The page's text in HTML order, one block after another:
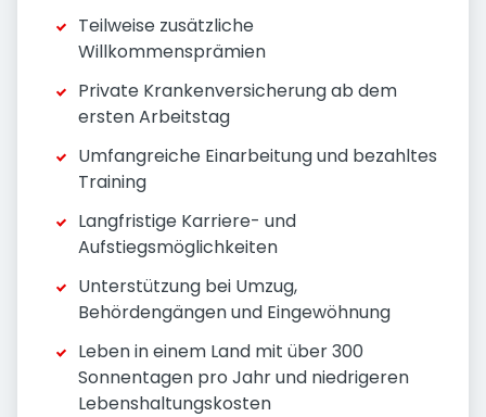
Teilweise zusätzliche
Willkommensprämien
Private Krankenversicherung ab dem
ersten Arbeitstag
Umfangreiche Einarbeitung und bezahltes
Training
Langfristige Karriere- und
Aufstiegsmöglichkeiten
Unterstützung bei Umzug,
Behördengängen und Eingewöhnung
Leben in einem Land mit über 300
Sonnentagen pro Jahr und niedrigeren
Lebenshaltungskosten